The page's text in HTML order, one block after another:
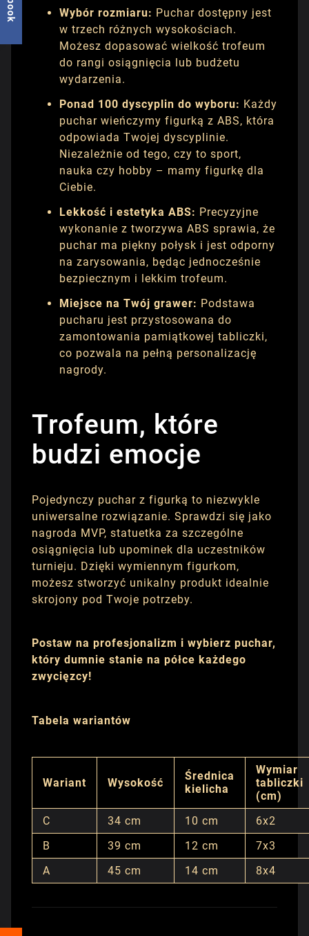
Wybór rozmiaru: Puchar dostępny jest
w trzech różnych wysokościach.
Możesz dopasować wielkość trofeum
do rangi osiągnięcia lub budżetu
wydarzenia.
Ponad 100 dyscyplin do wyboru: Każdy
puchar wieńczymy figurką z ABS, która
odpowiada Twojej dyscyplinie.
Niezależnie od tego, czy to sport,
nauka czy hobby – mamy figurkę dla
Ciebie.
Lekkość i estetyka ABS: Precyzyjne
wykonanie z tworzywa ABS sprawia, że
puchar ma piękny połysk i jest odporny
na zarysowania, będąc jednocześnie
bezpiecznym i lekkim trofeum.
Miejsce na Twój grawer: Podstawa
pucharu jest przystosowana do
zamontowania pamiątkowej tabliczki,
co pozwala na pełną personalizację
nagrody.
Trofeum, które
budzi emocje
Pojedynczy puchar z figurką to niezwykle
uniwersalne rozwiązanie. Sprawdzi się jako
nagroda MVP, statuetka za szczególne
osiągnięcia lub upominek dla uczestników
turnieju. Dzięki wymiennym figurkom,
możesz stworzyć unikalny produkt idealnie
skrojony pod Twoje potrzeby.
Postaw na profesjonalizm i wybierz puchar,
który dumnie stanie na półce każdego
zwycięzcy!
Tabela wariantów
Wariant Wysokość
Średnica
kielicha
Wymiar
tabliczki
(cm)
C
34 cm 10 cm
6x2
B
39 cm 12 cm
7x3
A
45 cm 14 cm 8x4